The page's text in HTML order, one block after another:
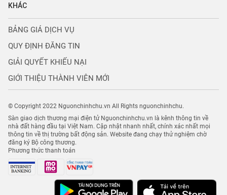
KHÁC
BẢNG GIÁ DỊCH VỤ
QUY ĐỊNH ĐĂNG TIN
GIẢI QUYẾT KHIẾU NẠI
GIỚI THIỆU THÀNH VIÊN MỚI
© Copyright 2022 Nguonchinhchu.vn All Rights nguonchinhchu.
Sàn giao dịch thương mại điện tử Nguonchinhchu.vn là kênh thông tin về
nhà đất hàng đầu tại Việt Nam. Cập nhật nhanh nhất, chính xác nhất mọi
thông tin về thị trường bất động sản. Website đang chạy thử nghiệm chờ
đăng ký Bộ công thương.
Phương thức thanh toán